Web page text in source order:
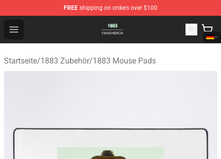
FREE shipping on orders over $100
Open menu
1883 Shop - Official 1883 Merchandise Store
Startseite/1883 Zubehör/1883 Mouse Pads